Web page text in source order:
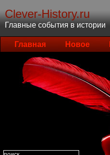
Clever-History.ru
Главные события в истории
Главная Новое